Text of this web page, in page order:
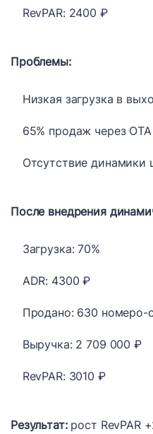
RevPAR: 2400 ₽
Проблемы:
Низкая загрузка в
65% продаж через
Отсутствие динамики
После внедрения
Загрузка: 70%
ADR: 4300 ₽
Продано: 630 номеро-
Выручка: 2 709 000 ₽
RevPAR: 3010 ₽
Результат:рост RevPAR